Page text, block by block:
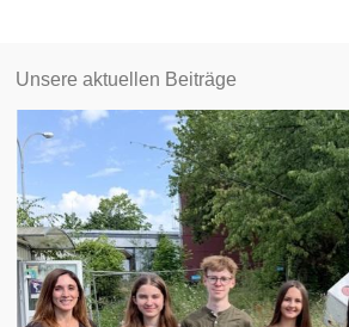
Unsere aktuellen Beiträge